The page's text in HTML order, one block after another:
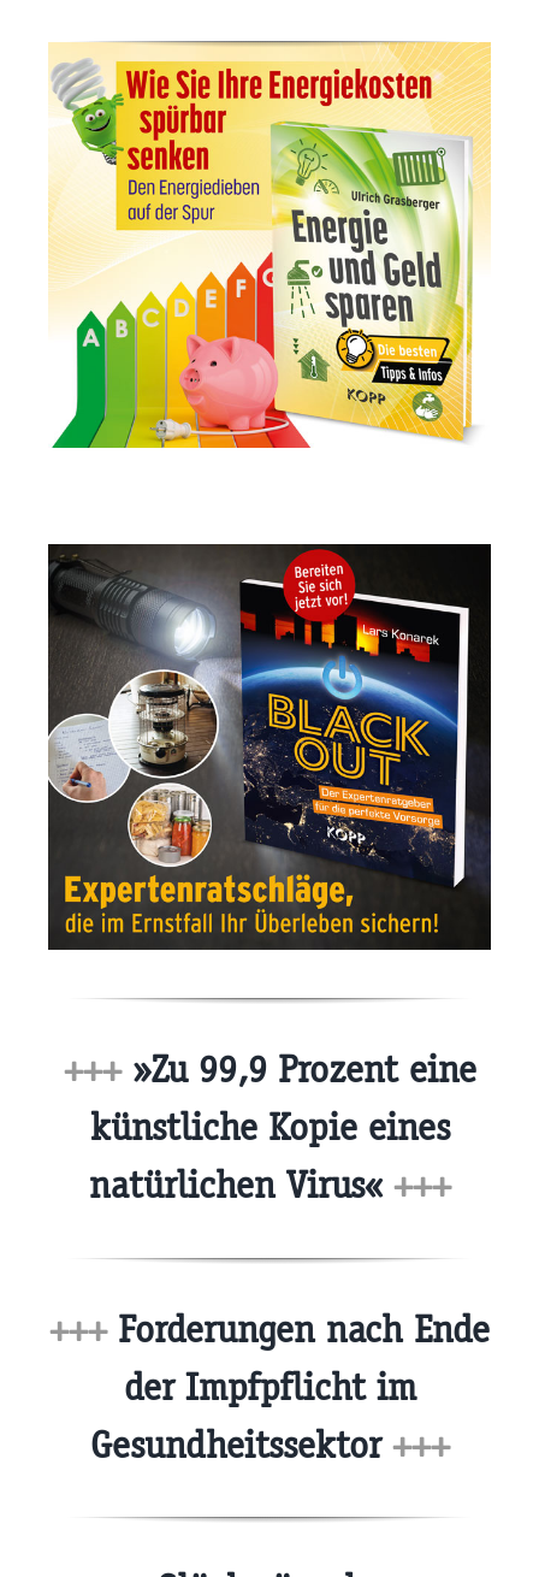
+++»Zu 99,9 Prozent eine
künstliche Kopie eines
natürlichen Virus« +++
+++Forderungen nach Ende
der Impfpflicht im
Gesundheitssektor+++